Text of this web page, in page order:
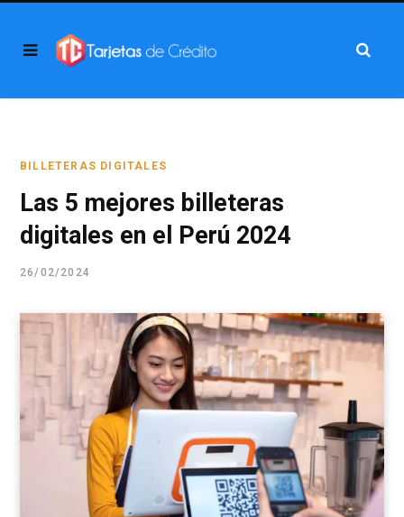
BILLETERAS DIGITALES
Las 5 mejores billeteras
digitales en el Perú 2024
26/02/2024